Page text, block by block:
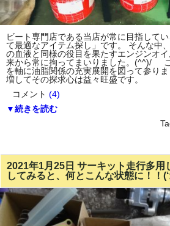
ビート専門店である当店が常に目指して
て最適なアイテム探し」です。 そんな中
の血液と同様の役目を果たすエンジンオ
来から常に拘ってまいりました。(^^)/
を軸に油脂関係の充実展開を図って参り
増してその探求心は益々旺盛です。
コメント (4)
▼続きを読む
2021年1月25日 サーキット走行多用
してみると、何とこんな状態に！！